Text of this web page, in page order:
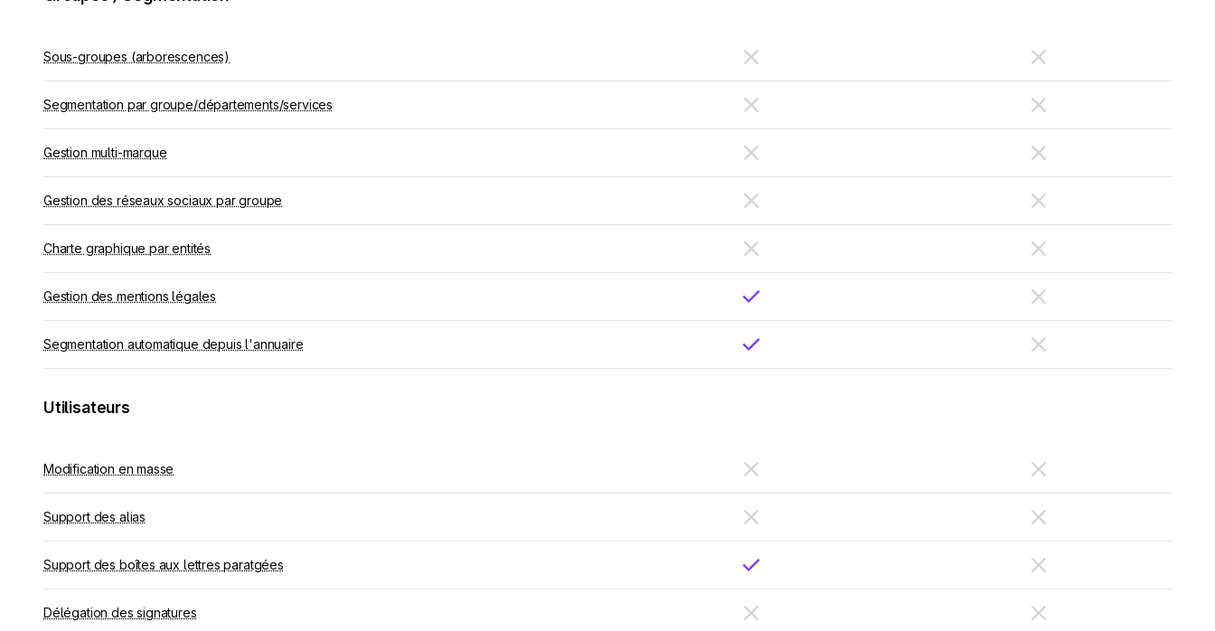
Sous-groupes (arborescences)
Segmentation par groupe/départements/services
Gestion multi-marque
Gestion des réseaux sociaux par groupe
Charte graphique par entités
Gestion des mentions légales
Segmentation automatique depuis l'annuaire
Utilisateurs
Modification en masse
Support des alias
Support des boîtes aux lettres paratgées
Délégation des signatures